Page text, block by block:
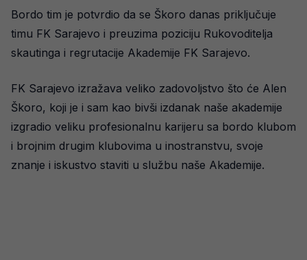
Bordo tim je potvrdio da se Škoro danas priključuje
timu FK Sarajevo i preuzima poziciju Rukovoditelja
skautinga i regrutacije Akademije FK Sarajevo.
FK Sarajevo izražava veliko zadovoljstvo što će Alen
Škoro, koji je i sam kao bivši izdanak naše akademije
izgradio veliku profesionalnu karijeru sa bordo klubom
i brojnim drugim klubovima u inostranstvu, svoje
znanje i iskustvo staviti u službu naše Akademije.